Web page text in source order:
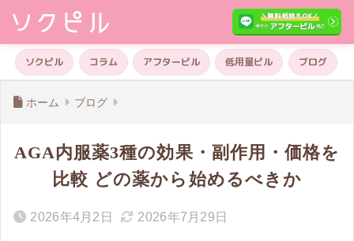
ソクピル コラム アフターピル 低用量ピル ブログ
ホーム ブログ
AGA内服薬3種の効果・副作用・価格を
比較 どの薬から始めるべきか
2026年4月2日 2026年7月29日